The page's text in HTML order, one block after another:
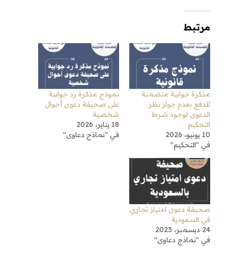
مرتبط
مذكرة جوابية متضمنة
للدفع بعدم جواز نظر
الدعوى لوجود شرط
التحكيم
10 يونيو، 2026
في "التحكيم"
نموذج مذكرة رد جوابية
على صحيفة دعوى أحوال
شخصية
18 يناير، 2026
في "نماذج دعاوى"
صحيفة دعوى امتياز تجاري
في السعودية
24 ديسمبر، 2023
في "نماذج دعاوى"